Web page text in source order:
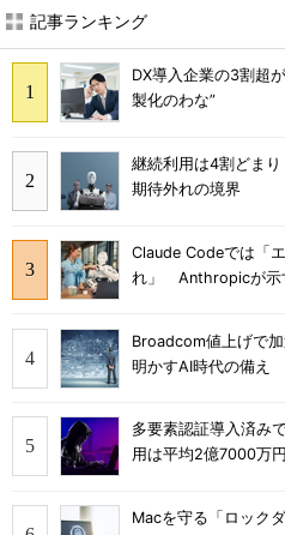
記事ランキング
DX導入企業の3割超
製化のわな”
継続利用は4割どま
期待外れの境界
Claude Codeでは「
れ」 Anthropicが示
Broadcom値上げで
明かすAI時代の備え
多要素認証導入済み
用は平均2億7000万円
Macを守る「ロック